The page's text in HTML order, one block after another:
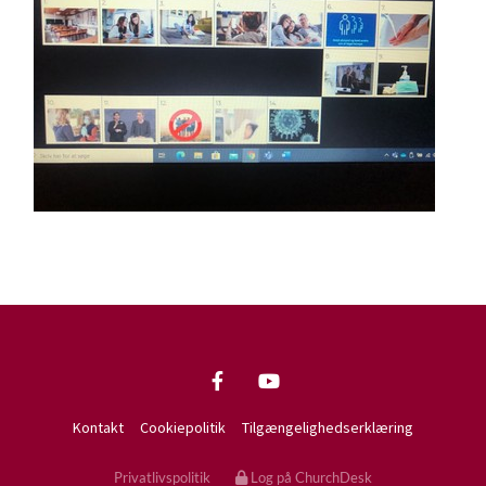
Kontakt Cookiepolitik Tilgængelighedserklæring
Privatlivspolitik Log på ChurchDesk